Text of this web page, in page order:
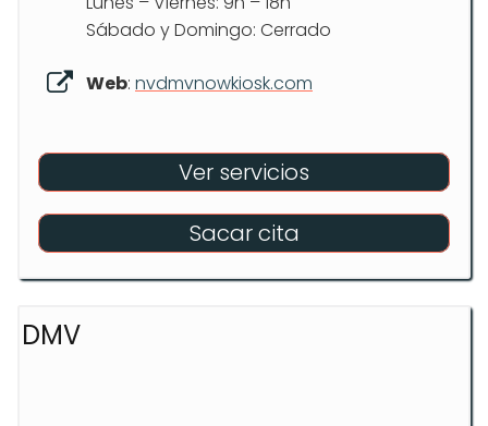
Sábado y Domingo: Cerrado
Web: nvdmvnowkiosk.com
Ver servicios
Sacar cita
DMV